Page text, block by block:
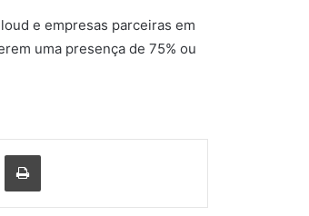
e empresas parceiras em
uma presença de 75% ou
via e-mail Imprimir